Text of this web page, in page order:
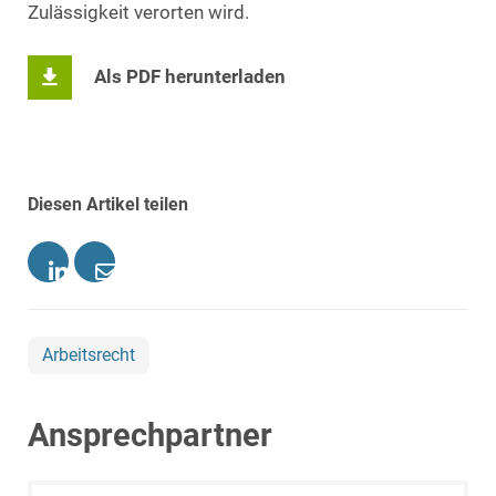
Zulässigkeit verorten wird.
Als PDF herunterladen
Diesen Artikel teilen
Arbeitsrecht
Ansprechpartner